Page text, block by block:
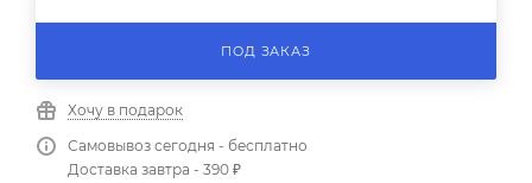
ПОД ЗАКАЗ
Хочу в подарок
Самовывоз сегодня - бесплатно
Доставка завтра - 390 ₽